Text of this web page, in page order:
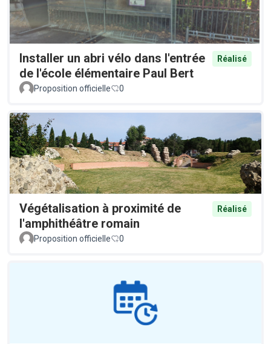
Installer un abri vélo dans l'entrée
de l'école élémentaire Paul Bert
Réalisé
Proposition officielle 0
Végétalisation à proximité de
l'amphithéâtre romain
Réalisé
Proposition officielle 0